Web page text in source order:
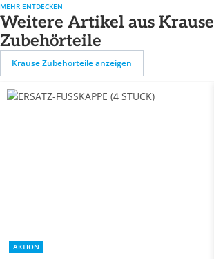
MEHR ENTDECKEN
Weitere Artikel aus Krause
Zubehörteile
Krause Zubehörteile anzeigen
AKTION